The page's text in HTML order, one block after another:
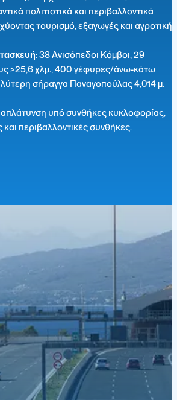
πολιτιστικά και περιβαλλοντικά
τουρισμό, εξαγωγές και αγροτική
38 Ανισόπεδοι Κόμβοι, 29
>25,6 χλμ., 400 γέφυρες/άνω-κάτω
σήραγγα Παναγοπούλας 4,014 μ.
υπό συνθήκες κυκλοφορίας,
περιβαλλοντικές συνθήκες.